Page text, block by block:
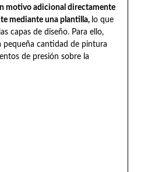
motivo adicional directamente
mediante una plantilla, lo que
capas de diseño. Para ello,
pequeña cantidad de pintura
de presión sobre la